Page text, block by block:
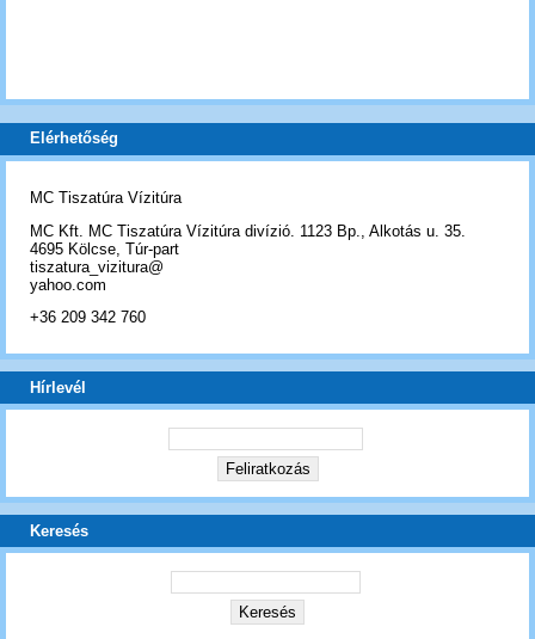
Elérhetőség
MC Tiszatúra Vízitúra
MC Kft. MC Tiszatúra Vízitúra divízió. 1123 Bp., Alkotás u. 35.
4695 Kölcse, Túr-part
tiszatura_vizitura@
yahoo.com
+36 209 342 760
Hírlevél
Keresés